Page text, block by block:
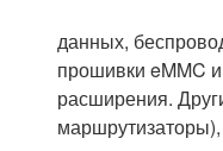
данных,
прошивки eMMC
расширения.